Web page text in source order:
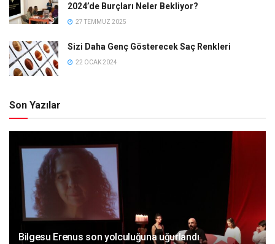
2024’de Burçları Neler Bekliyor?
27 TEMMUZ 2025
Sizi Daha Genç Gösterecek Saç Renkleri
22 OCAK 2024
Son Yazılar
Bilgesu Erenus son yolculuğuna uğurlandı